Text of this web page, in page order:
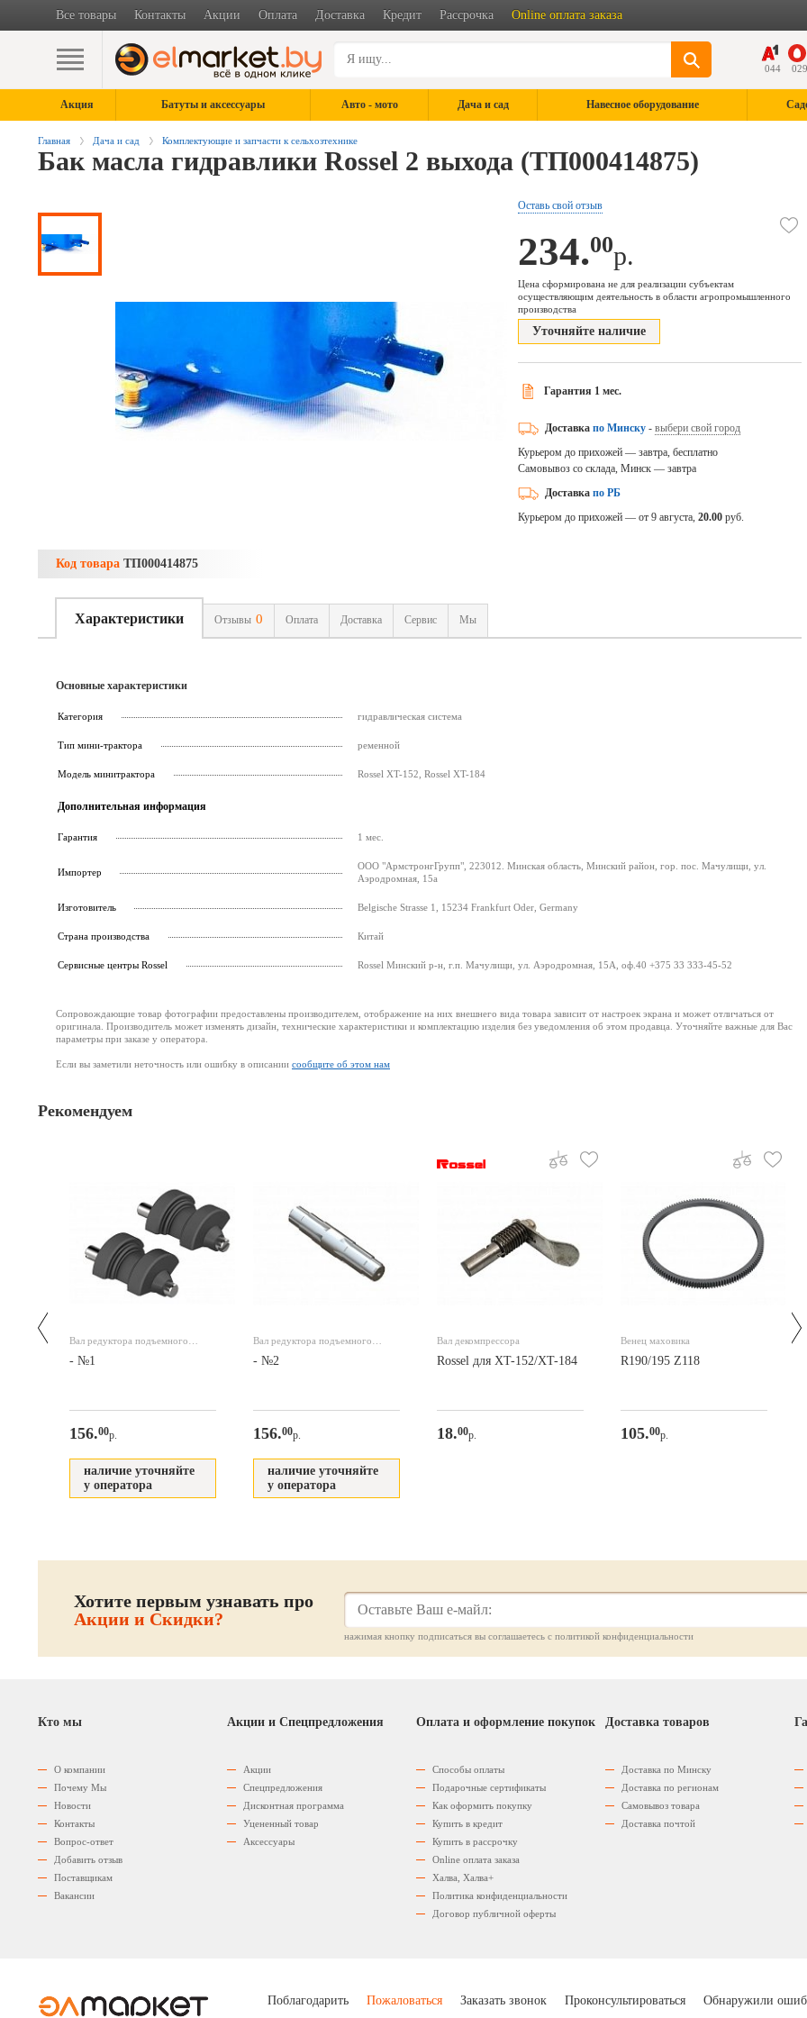
Все товары Контакты Акции Оплата Доставка Кредит Рассрочка Online оплата заказа
044 029
Акция Батуты и аксессуары Авто - мото Дача и сад Навесное оборудование
Главная Дача и сад Комплектующие и запчасти к сельхозтехнике
Бак масла гидравлики Rossel 2 выхода (ТП000414875)
Оставь свой отзыв
234.00р.
Цена сформирована не для реализации субъектам
осуществляющим деятельность в области агропромышленного
производства
Уточняйте наличие
Гарантия 1 мес.
Доставка по Минску- выбери свой город
Курьером до прихожей — завтра, бесплатно
Самовывоз со склада, Минск — завтра
Доставка по РБ
Курьером до прихожей — от 9 августа, 20.00 руб.
Код товара ТП000414875
Характеристики Отзывы 0 Оплата Доставка Сервис Мы
Основные характеристики
Категория гидравлическая система
Тип мини-трактора ременной
Модель минитрактора Rossel XT-152, Rossel XT-184
Дополнительная информация
Гарантия 1 мес.
Импортер
ООО "АрмстронгГрупп", 223012. Минская область, Минский район, гор. пос. Мачулищи, ул.
Аэродромная, 15а
Изготовитель Belgische Strasse 1, 15234 Frankfurt Oder, Germany
Страна производства Китай
Cервисные центры Rossel Rossel Минский р-н, г.п. Мачулищи, ул. Аэродромная, 15А, оф.40 +375 33 333-45-52
Сопровождающие товар фотографии предоставлены производителем, отображение на них внешнего вида товара зависит от настроек экрана и может отличаться от
оригинала. Производитель может изменять дизайн, технические характеристики и комплектацию изделия без уведомления об этом продавца. Уточняйте важные для Вас
параметры при заказе у оператора.
Если вы заметили неточность или ошибку в описании сообщите об этом нам
Рекомендуем
Вал редуктора подъемного
- №1
156.00р.
наличие уточняйте
у оператора
Вал редуктора подъемного
- №2
156.00р.
наличие уточняйте
у оператора
Вал декомпрессора
Rossel для XT-152/XT-184
18.00р.
Венец маховика
R190/195 Z118
105.00р.
Хотите первым узнавать про
Акции и Скидки?
нажимая кнопку подписаться вы соглашаетесь с политикой конфиденциальности
Кто мы
О компании
Почему Мы
Новости
Контакты
Вопрос-ответ
Добавить отзыв
Поставщикам
Вакансии
Акции и Спецпредложения
Акции
Спецпредложения
Дисконтная программа
Уцененный товар
Аксессуары
Оплата и оформление покупок
Способы оплаты
Подарочные сертификаты
Как оформить покупку
Купить в кредит
Купить в рассрочку
Оnline оплата заказа
Халва, Халва+
Политика конфиденциальности
Договор публичной оферты
Доставка товаров
Доставка по Минску
Доставка по регионам
Самовывоз товара
Доставка почтой
Поблагодарить Пожаловаться Заказать звонок Проконсультироваться Обнаружили